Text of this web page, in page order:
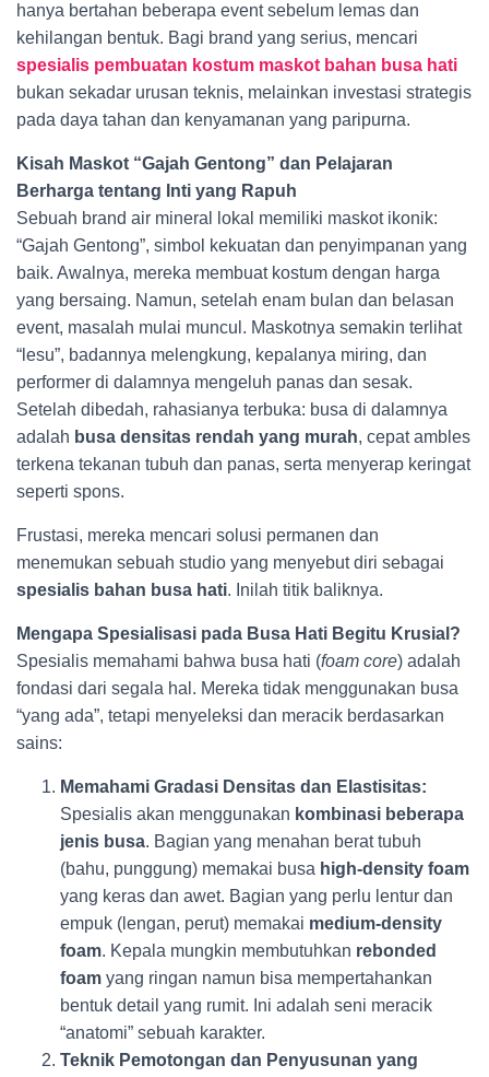
hanya bertahan beberapa event sebelum lemas dan
kehilangan bentuk. Bagi brand yang serius, mencari
spesialis pembuatan kostum maskot bahan busa hati
bukan sekadar urusan teknis, melainkan investasi strategis
pada daya tahan dan kenyamanan yang paripurna.
Kisah Maskot “Gajah Gentong” dan Pelajaran
Berharga tentang Inti yang Rapuh
Sebuah brand air mineral lokal memiliki maskot ikonik:
“Gajah Gentong”, simbol kekuatan dan penyimpanan yang
baik. Awalnya, mereka membuat kostum dengan harga
yang bersaing. Namun, setelah enam bulan dan belasan
event, masalah mulai muncul. Maskotnya semakin terlihat
“lesu”, badannya melengkung, kepalanya miring, dan
performer di dalamnya mengeluh panas dan sesak.
Setelah dibedah, rahasianya terbuka: busa di dalamnya
adalah busa densitas rendah yang murah, cepat ambles
terkena tekanan tubuh dan panas, serta menyerap keringat
seperti spons.
Frustasi, mereka mencari solusi permanen dan
menemukan sebuah studio yang menyebut diri sebagai
spesialis bahan busa hati. Inilah titik baliknya.
Mengapa Spesialisasi pada Busa Hati Begitu Krusial?
Spesialis memahami bahwa busa hati (foam core) adalah
fondasi dari segala hal. Mereka tidak menggunakan busa
“yang ada”, tetapi menyeleksi dan meracik berdasarkan
sains:
Memahami Gradasi Densitas dan Elastisitas:
Spesialis akan menggunakan kombinasi beberapa
jenis busa. Bagian yang menahan berat tubuh
(bahu, punggung) memakai busa high-density foam
yang keras dan awet. Bagian yang perlu lentur dan
empuk (lengan, perut) memakai medium-density
foam. Kepala mungkin membutuhkan rebonded
foam yang ringan namun bisa mempertahankan
bentuk detail yang rumit. Ini adalah seni meracik
“anatomi” sebuah karakter.
Teknik Pemotongan dan Penyusunan yang